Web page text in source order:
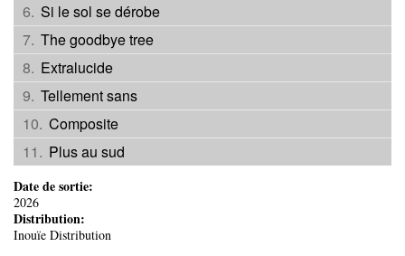
Si le sol se dérobe
The goodbye tree
Extralucide
Tellement sans
Composite
Plus au sud
Date de sortie:
2026
Distribution:
Inouïe Distribution